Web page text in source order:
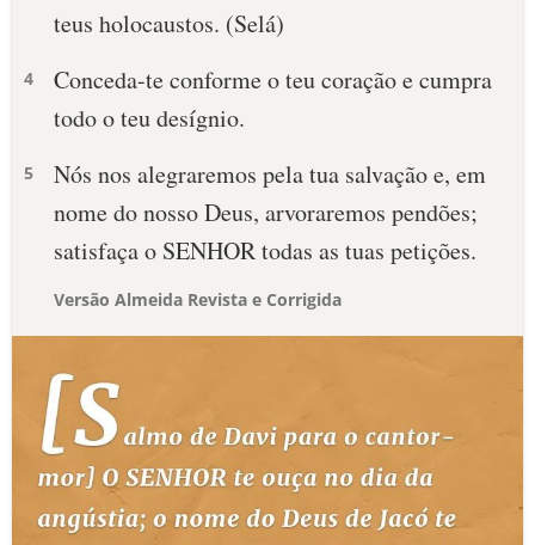
teus holocaustos. (Selá)
4
Conceda-te conforme o teu coração e cumpra
todo o teu desígnio.
5
Nós nos alegraremos pela tua salvação e, em
nome do nosso Deus, arvoraremos pendões;
satisfaça o SENHOR todas as tuas petições.
Versão Almeida Revista e Corrigida